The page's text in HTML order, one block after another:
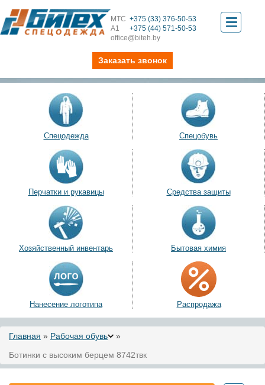
МТС +375 (33) 376-50-53
А1
+375 (44) 571-50-53
office@biteh.by
Toggle
Заказать звонок
Спецодежда Спецобувь
Перчатки и рукавицы Средства защиты
Хозяйственный инвентарь Бытовая химия
Нанесение логотипа Распродажа
Вы здесь
Главная » Рабочая обувь
»
Ботинки с высоким берцем 8742твк